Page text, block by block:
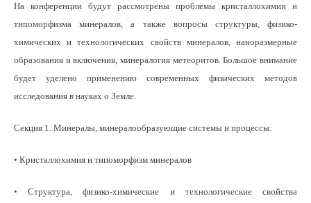
На конференции будут рассмотрены проблемы кристаллохимии и
типоморфизма минералов, а также вопросы структуры, физико-
химических и технологических свойств минералов, наноразмерные
образования и включения, минералогия метеоритов. Большое внимание
будет уделено применению современных физических методов
исследования в науках о Земле.
Секция 1. Минералы, минералообразующие системы и процессы:
• Кристаллохимия и типоморфизм минералов
• Структура, физико-химические и технологические свойства